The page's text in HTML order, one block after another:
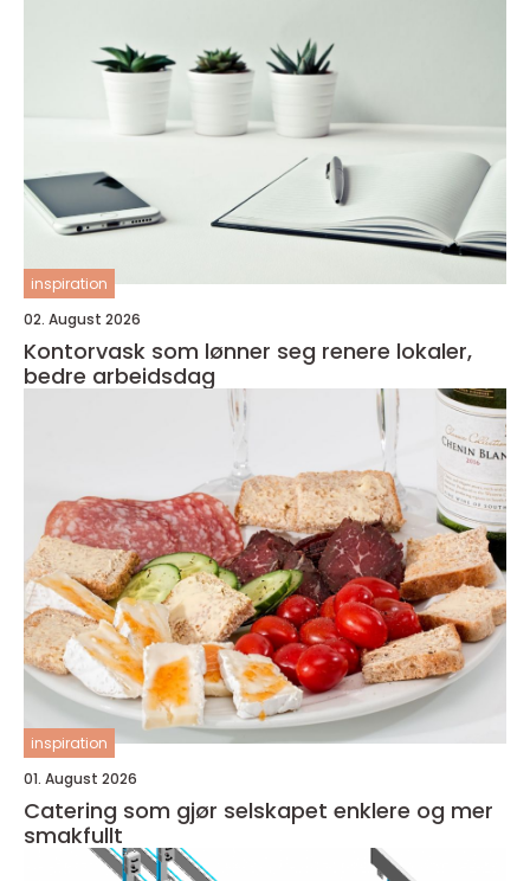
inspiration
02. August 2026
Kontorvask som lønner seg renere lokaler,
bedre arbeidsdag
inspiration
01. August 2026
Catering som gjør selskapet enklere og mer
smakfullt